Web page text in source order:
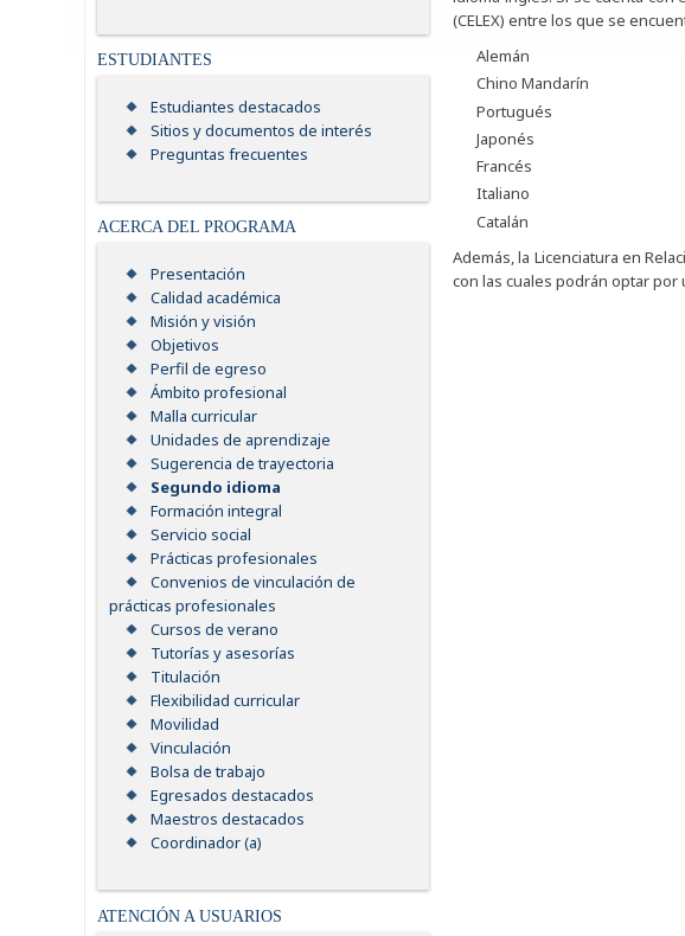
ESTUDIANTES
Estudiantes destacados
Sitios y documentos de interés
Preguntas frecuentes
ACERCA DEL PROGRAMA
Presentación
Calidad académica
Misión y visión
Objetivos
Perfil de egreso
Ámbito profesional
Malla curricular
Unidades de aprendizaje
Sugerencia de trayectoria
Segundo idioma
Formación integral
Servicio social
Prácticas profesionales
Convenios de vinculación de
prácticas profesionales
Cursos de verano
Tutorías y asesorías
Titulación
Flexibilidad curricular
Movilidad
Vinculación
Bolsa de trabajo
Egresados destacados
Maestros destacados
Coordinador (a)
ATENCIÓN A USUARIOS
(CELEX) entre los que se
Alemán
Chino Mandarín
Portugués
Japonés
Francés
Italiano
Catalán
Además, la Licenciatura en
con las cuales podrán optar